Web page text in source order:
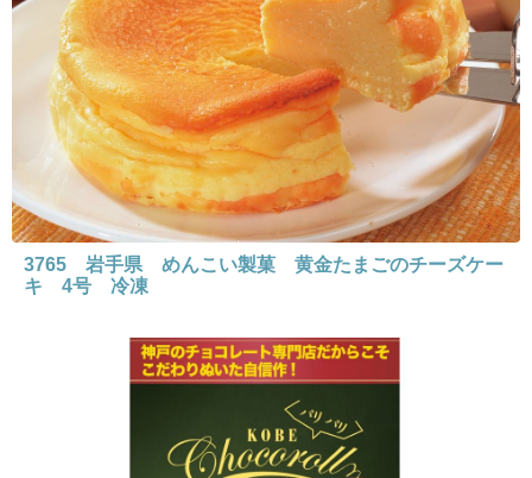
3765 岩手県 めんこい製菓 黄金たまごのチーズケー
キ 4号 冷凍